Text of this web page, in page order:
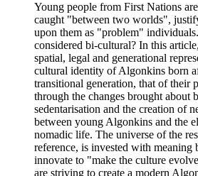
Young people from First Nations
caught "between two worlds",
upon them as "problem"
considered bi-cultural? In this
spatial, legal and generational
cultural identity of Algonkins born
transitional generation, that of their
through the changes brought about
sedentarisation and the creation of
between young Algonkins and the
nomadic life. The universe of the
reference, is invested with meaning
innovate to "make the culture
are striving to create a modern